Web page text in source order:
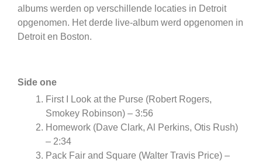
albums werden op verschillende locaties in Detroit
opgenomen. Het derde live-album werd opgenomen in
Detroit en Boston.
Side one
First I Look at the Purse (Robert Rogers,
Smokey Robinson) – 3:56
Homework (Dave Clark, Al Perkins, Otis Rush)
– 2:34
Pack Fair and Square (Walter Travis Price) –